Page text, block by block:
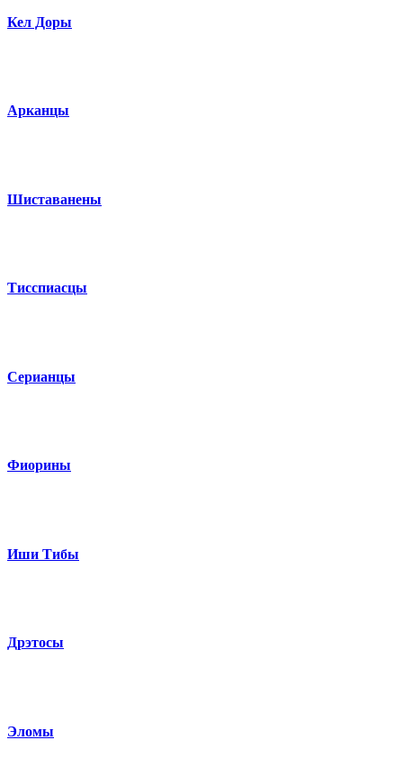
Кел Доры
Арканцы
Шиставанены
Тисспиасцы
Серианцы
Фиорины
Иши Тибы
Дрэтосы
Эломы